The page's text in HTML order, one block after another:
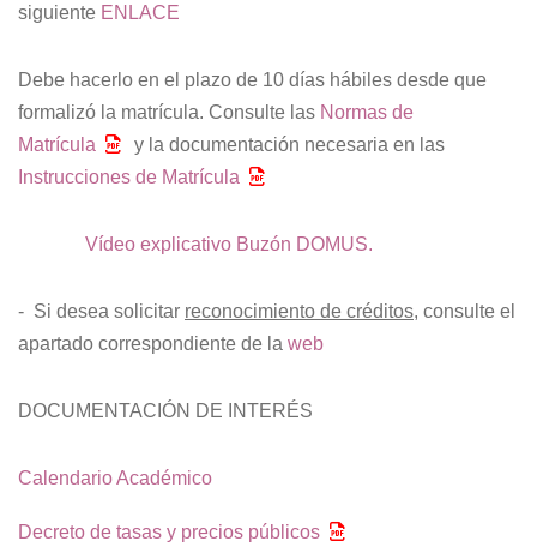
siguiente ENLACE
Debe hacerlo en el plazo de 10 días hábiles desde que
formalizó la matrícula. Consulte las Normas de
Matrícula
y la documentación necesaria en las
Instrucciones de Matrícula
Vídeo explicativo Buzón DOMUS.
- Si desea solicitar reconocimiento de créditos, consulte el
apartado correspondiente de la web
DOCUMENTACIÓN DE INTERÉS
Calendario Académico
Decreto de tasas y precios públicos